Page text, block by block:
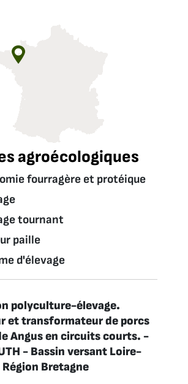
agroécologiques
fourragère et protéique
tournant
paille
d'élevage
polyculture-élevage.
et transformateur de porcs
Angus en circuits courts. -
- Bassin versant Loire-
Bretagne